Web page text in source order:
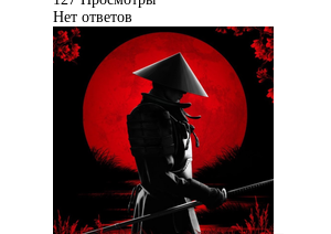
Нет ответов